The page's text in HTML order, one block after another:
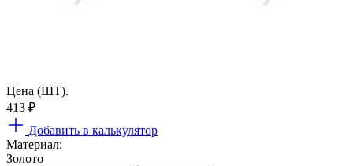
Цена (ШТ).
413 ₽
Добавить в калькулятор
Материал:
Золото